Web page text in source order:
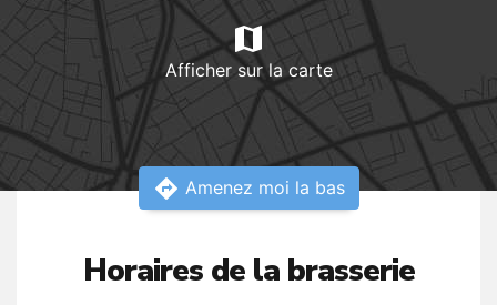
map
Afficher sur la carte
directions Amenez moi la bas
Horaires de la brasserie